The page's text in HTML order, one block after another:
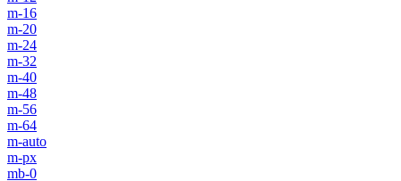
m-16
m-20
m-24
m-32
m-40
m-48
m-56
m-64
m-auto
m-px
mb-0